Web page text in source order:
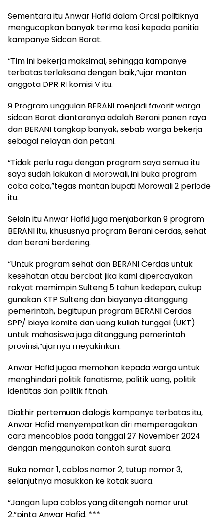
Sementara itu Anwar Hafid dalam Orasi politiknya
mengucapkan banyak terima kasi kepada panitia
kampanye Sidoan Barat.
“Tim ini bekerja maksimal, sehingga kampanye
terbatas terlaksana dengan baik,”ujar mantan
anggota DPR RI komisi V itu.
9 Program unggulan BERANI menjadi favorit warga
sidoan Barat diantaranya adalah Berani panen raya
dan BERANI tangkap banyak, sebab warga bekerja
sebagai nelayan dan petani.
“Tidak perlu ragu dengan program saya semua itu
saya sudah lakukan di Morowali, ini buka program
coba coba,”tegas mantan bupati Morowali 2 periode
itu.
Selain itu Anwar Hafid juga menjabarkan 9 program
BERANI itu, khususnya program Berani cerdas, sehat
dan berani berdering.
“Untuk program sehat dan BERANI Cerdas untuk
kesehatan atau berobat jika kami dipercayakan
rakyat memimpin Sulteng 5 tahun kedepan, cukup
gunakan KTP Sulteng dan biayanya ditanggung
pemerintah, begitupun program BERANI Cerdas
SPP/ biaya komite dan uang kuliah tunggal (UKT)
untuk mahasiswa juga ditanggung pemerintah
provinsi,”ujarnya meyakinkan.
Anwar Hafid jugaa memohon kepada warga untuk
menghindari politik fanatisme, politik uang, politik
identitas dan politik fitnah.
Diakhir pertemuan dialogis kampanye terbatas itu,
Anwar Hafid menyempatkan diri memperagakan
cara mencoblos pada tanggal 27 November 2024
dengan menggunakan contoh surat suara.
Buka nomor 1, coblos nomor 2, tutup nomor 3,
selanjutnya masukkan ke kotak suara.
“Jangan lupa coblos yang ditengah nomor urut
2,”pinta Anwar Hafid. ***